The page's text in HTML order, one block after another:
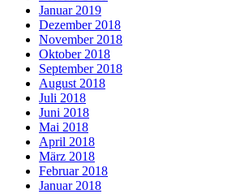
Januar 2019
Dezember 2018
November 2018
Oktober 2018
September 2018
August 2018
Juli 2018
Juni 2018
Mai 2018
April 2018
März 2018
Februar 2018
Januar 2018